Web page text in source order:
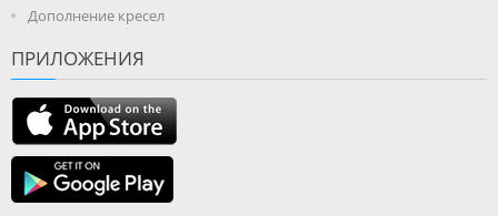
Дополнение кресел
ПРИЛОЖЕНИЯ